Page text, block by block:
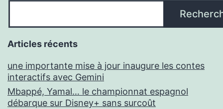
Articles récents
une importante mise à jour inaugure les contes
interactifs avec Gemini
Mbappé, Yamal… le championnat espagnol
débarque sur Disney+ sans surcoût